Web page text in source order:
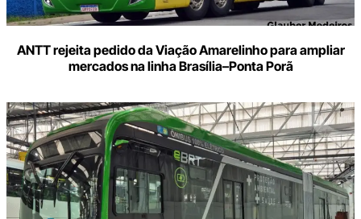
ANTT rejeita pedido da Viação Amarelinho para ampliar
mercados na linha Brasília–Ponta Porã